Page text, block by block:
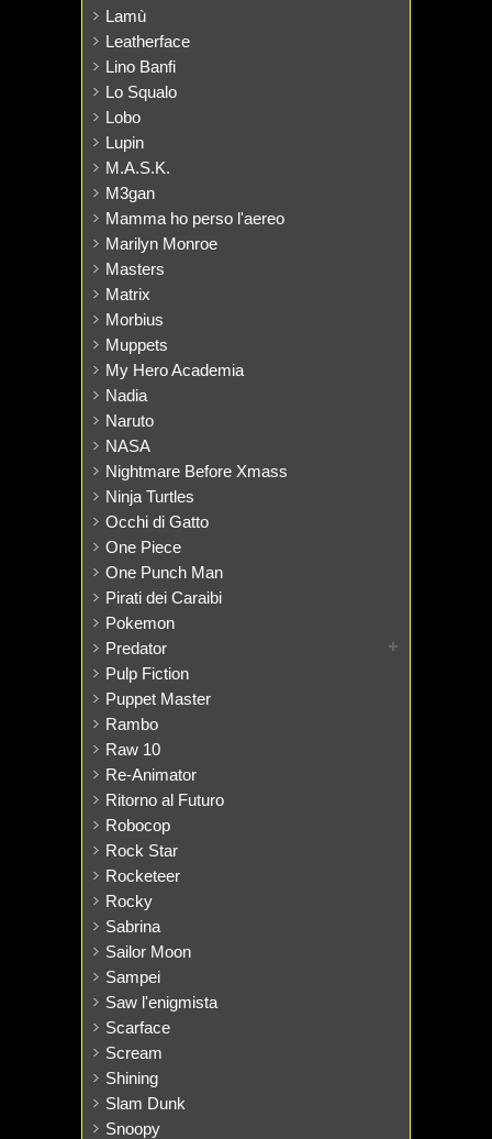
Lamù
Leatherface
Lino Banfi
Lo Squalo
Lobo
Lupin
M.A.S.K.
M3gan
Mamma ho perso l'aereo
Marilyn Monroe
Masters
Matrix
Morbius
Muppets
My Hero Academia
Nadia
Naruto
NASA
Nightmare Before Xmass
Ninja Turtles
Occhi di Gatto
One Piece
One Punch Man
Pirati dei Caraibi
Pokemon
Predator
Pulp Fiction
Puppet Master
Rambo
Raw 10
Re-Animator
Ritorno al Futuro
Robocop
Rock Star
Rocketeer
Rocky
Sabrina
Sailor Moon
Sampei
Saw l'enigmista
Scarface
Scream
Shining
Slam Dunk
Snoopy